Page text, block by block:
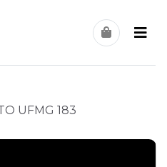
UFMG 183